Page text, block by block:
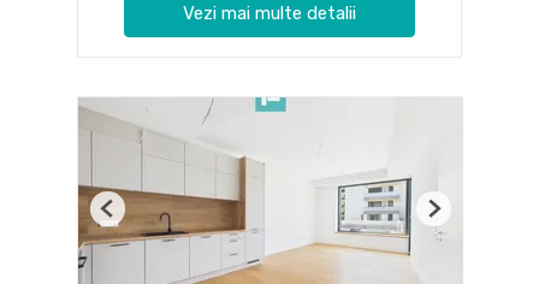
Vezi mai multe detalii
Previous Next